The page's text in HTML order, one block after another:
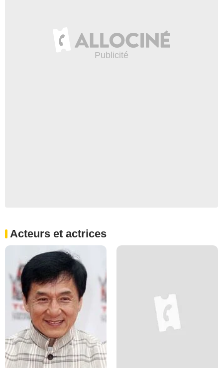
Acteurs et actrices